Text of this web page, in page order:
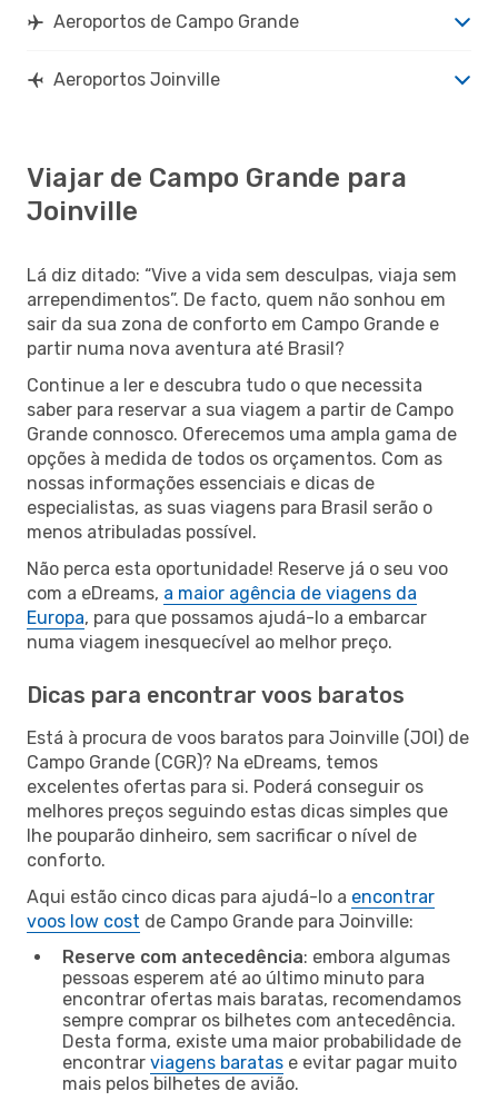
Aeroportos de Campo Grande
Aeroportos Joinville
Viajar de Campo Grande para
Joinville
Lá diz ditado: “Vive a vida sem desculpas, viaja sem
arrependimentos”. De facto, quem não sonhou em
sair da sua zona de conforto em Campo Grande e
partir numa nova aventura até Brasil?
Continue a ler e descubra tudo o que necessita
saber para reservar a sua viagem a partir de Campo
Grande connosco. Oferecemos uma ampla gama de
opções à medida de todos os orçamentos. Com as
nossas informações essenciais e dicas de
especialistas, as suas viagens para Brasil serão o
menos atribuladas possível.
Não perca esta oportunidade! Reserve já o seu voo
com a eDreams, a maior agência de viagens da
Europa, para que possamos ajudá-lo a embarcar
numa viagem inesquecível ao melhor preço.
Dicas para encontrar voos baratos
Está à procura de voos baratos para Joinville (JOI) de
Campo Grande (CGR)? Na eDreams, temos
excelentes ofertas para si. Poderá conseguir os
melhores preços seguindo estas dicas simples que
lhe pouparão dinheiro, sem sacrificar o nível de
conforto.
Aqui estão cinco dicas para ajudá-lo a encontrar
voos low cost de Campo Grande para Joinville:
Reserve com antecedência: embora algumas
pessoas esperem até ao último minuto para
encontrar ofertas mais baratas, recomendamos
sempre comprar os bilhetes com antecedência.
Desta forma, existe uma maior probabilidade de
encontrar viagens baratas e evitar pagar muito
mais pelos bilhetes de avião.